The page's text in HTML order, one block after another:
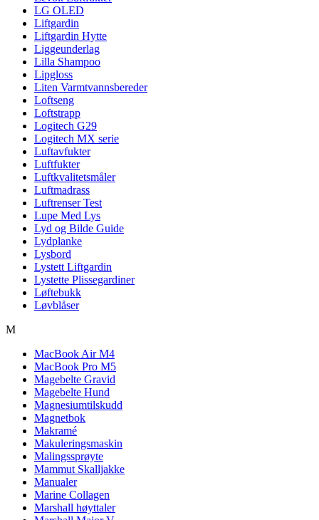
LG OLED
Liftgardin
Liftgardin Hytte
Liggeunderlag
Lilla Shampoo
Lipgloss
Liten Varmtvannsbereder
Loftseng
Loftstrapp
Logitech G29
Logitech MX serie
Luftavfukter
Luftfukter
Luftkvalitetsmåler
Luftmadrass
Luftrenser Test
Lupe Med Lys
Lyd og Bilde Guide
Lydplanke
Lysbord
Lystett Liftgardin
Lystette Plissegardiner
Løftebukk
Løvblåser
M
MacBook Air M4
MacBook Pro M5
Magebelte Gravid
Magebelte Hund
Magnesiumtilskudd
Magnetbok
Makramé
Makuleringsmaskin
Malingssprøyte
Mammut Skalljakke
Manualer
Marine Collagen
Marshall høyttaler